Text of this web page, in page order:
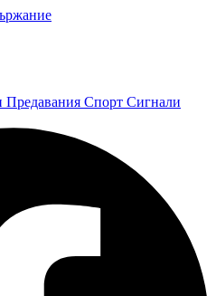
Предавания Спорт Сигнали